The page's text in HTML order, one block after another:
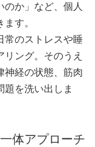
のか」など、個人
す。
常のストレスや睡
ング。そのうえ
神経の状態、筋肉
を洗い出しま
体アプローチ